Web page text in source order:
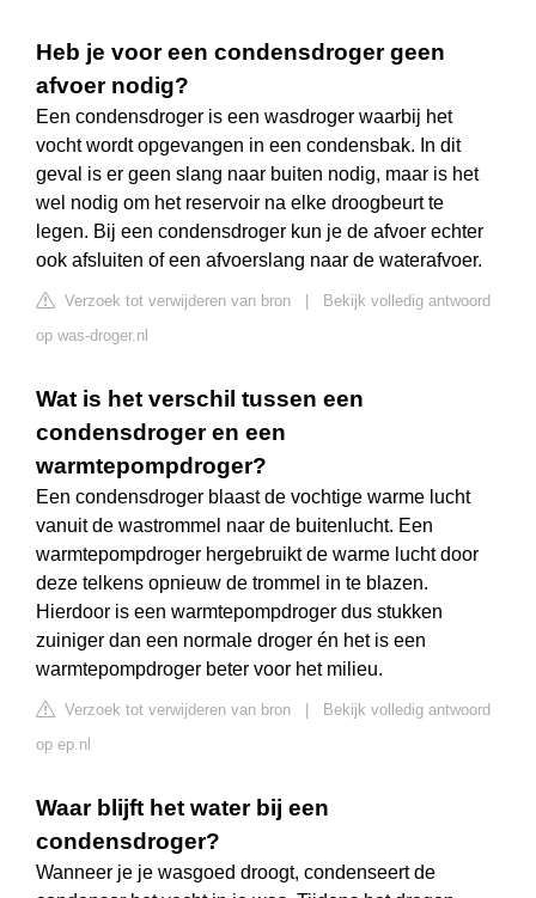
Heb je voor een condensdroger geen
afvoer nodig?
Een condensdroger is een wasdroger waarbij het
vocht wordt opgevangen in een condensbak. In dit
geval is er geen slang naar buiten nodig, maar is het
wel nodig om het reservoir na elke droogbeurt te
legen. Bij een condensdroger kun je de afvoer echter
ook afsluiten of een afvoerslang naar de waterafvoer.
Verzoek tot verwijderen van bron
Bekijk volledig antwoord
op was-droger.nl
Wat is het verschil tussen een
condensdroger en een
warmtepompdroger?
Een condensdroger blaast de vochtige warme lucht
vanuit de wastrommel naar de buitenlucht. Een
warmtepompdroger hergebruikt de warme lucht door
deze telkens opnieuw de trommel in te blazen.
Hierdoor is een warmtepompdroger dus stukken
zuiniger dan een normale droger én het is een
warmtepompdroger beter voor het milieu.
Verzoek tot verwijderen van bron
Bekijk volledig antwoord
op ep.nl
Waar blijft het water bij een
condensdroger?
Wanneer je je wasgoed droogt, condenseert de